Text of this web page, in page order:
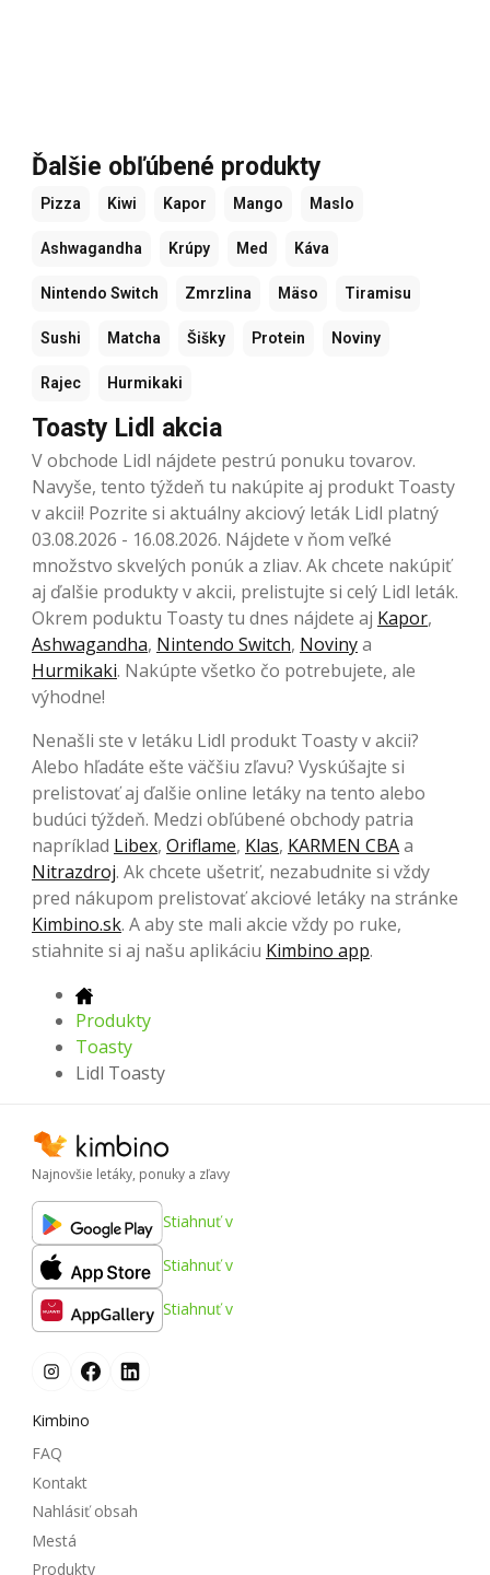
Ďalšie obľúbené produkty
Pizza Kiwi Kapor Mango Maslo
Ashwagandha Krúpy Med Káva
Nintendo Switch Zmrzlina Mäso Tiramisu
Sushi Matcha Šišky Protein Noviny
Rajec Hurmikaki
Toasty Lidl akcia
V obchode Lidl nájdete pestrú ponuku tovarov.
Navyše, tento týždeň tu nakúpite aj produkt Toasty
v akcii! Pozrite si aktuálny akciový leták Lidl platný
03.08.2026 - 16.08.2026. Nájdete v ňom veľké
množstvo skvelých ponúk a zliav. Ak chcete nakúpiť
aj ďalšie produkty v akcii, prelistujte si celý Lidl leták.
Okrem poduktu Toasty tu dnes nájdete aj Kapor,
Ashwagandha, Nintendo Switch, Novinya
Hurmikaki. Nakúpte všetko čo potrebujete, ale
výhodne!
Nenašli ste v letáku Lidl produkt Toasty v akcii?
Alebo hľadáte ešte väčšiu zľavu? Vyskúšajte si
prelistovať aj ďalšie online letáky na tento alebo
budúci týždeň. Medzi obľúbené obchody patria
napríklad Libex, Oriflame, Klas, KARMEN CBAa
Nitrazdroj. Ak chcete ušetriť, nezabudnite si vždy
pred nákupom prelistovať akciové letáky na stránke
Kimbino.sk. A aby ste mali akcie vždy po ruke,
stiahnite si aj našu aplikáciu Kimbino app.
Produkty
Toasty
Lidl Toasty
Najnovšie letáky, ponuky a zľavy
Stiahnuť v
Stiahnuť v
Stiahnuť v
Kimbino
FAQ
Kontakt
Nahlásiť obsah
Mestá
Produkty